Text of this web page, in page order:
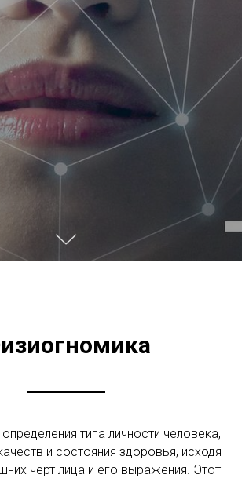
типа личности человека,
и состояния здоровья, исходя
черт лица и его выражения. Этот